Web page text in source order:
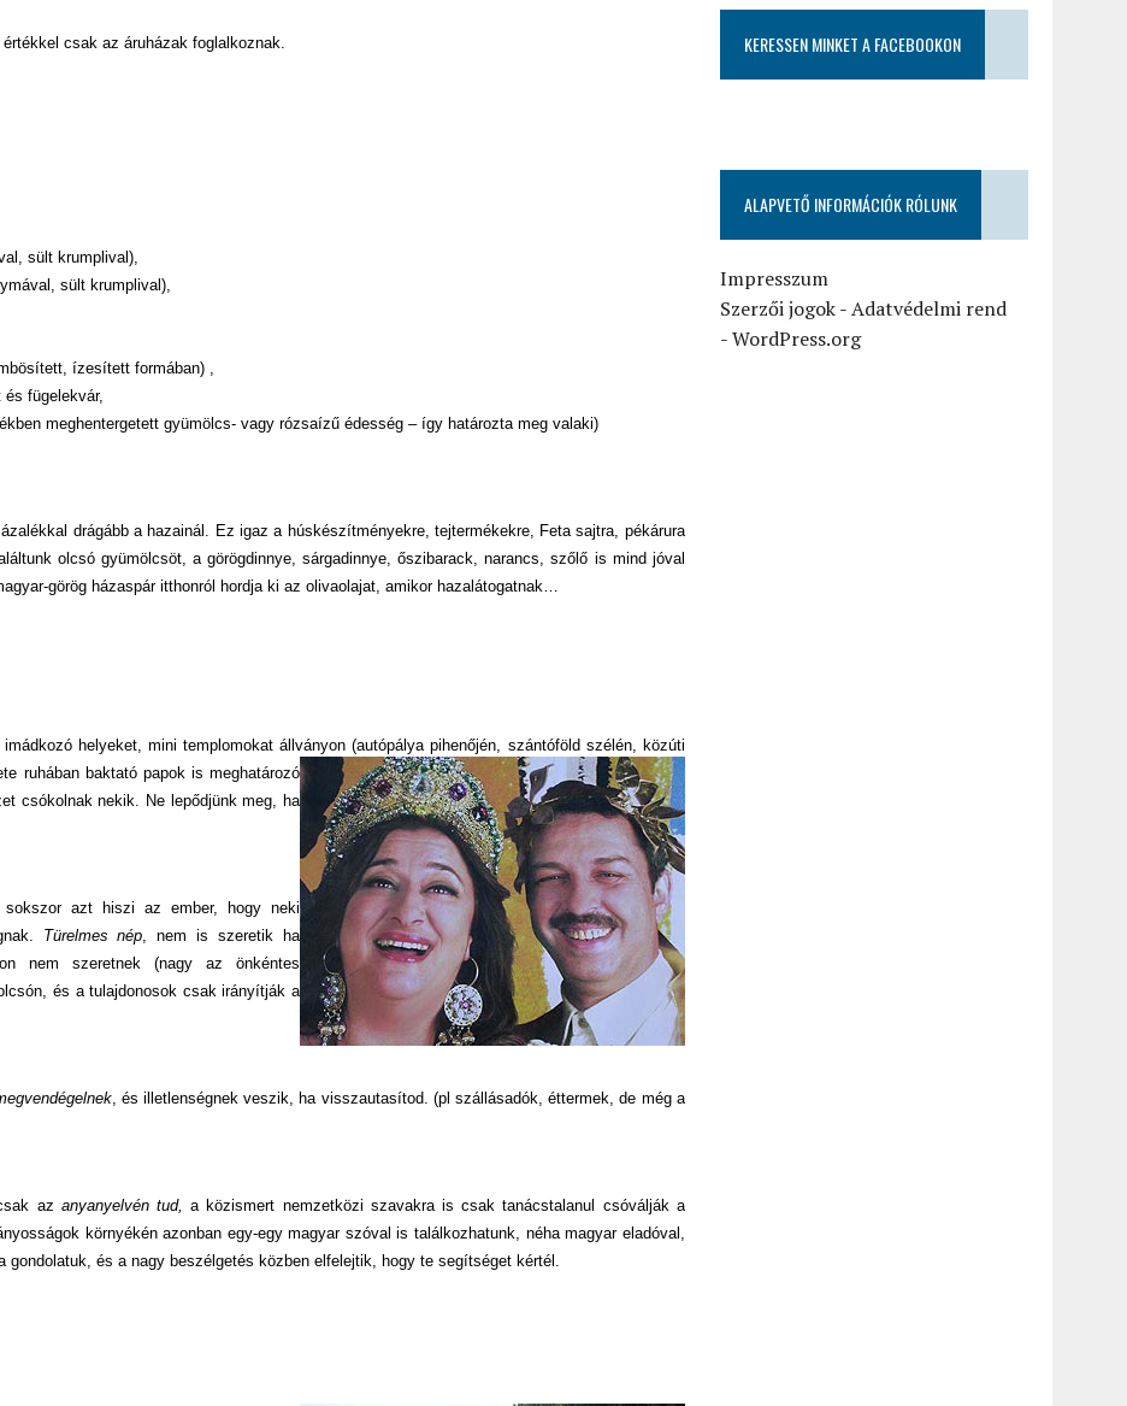
csak az áruházak foglalkoznak.
sült krumplival),
sült krumplival),
ízesített formában) ,
fügelekvár,
meghentergetett gyümölcs- vagy rózsaízű édesség – így határozta meg valaki)
drágább a hazainál. Ez igaz a húskészítményekre, tejtermékekre, Feta sajtra, pékárura
olcsó gyümölcsöt, a görögdinnye, sárgadinnye, őszibarack, narancs, szőlő is mind jóval
görög házaspár itthonról hordja ki az olivaolajat, amikor hazalátogatnak…
helyeket, mini templomokat állványon (autópálya pihenőjén, szántóföld szélén, közúti
ruhában baktató papok is meghatározó
csókolnak nekik. Ne lepődjünk meg, ha
sokszor azt hiszi az ember, hogy neki
Türelmes nép, nem is szeretik ha
nem szeretnek (nagy az önkéntes
és a tulajdonosok csak irányítják a
, és illetlenségnek veszik, ha visszautasítod. (pl szállásadók, éttermek, de még a
az anyanyelvén tud, a közismert nemzetközi szavakra is csak tanácstalanul csóválják a
környékén azonban egy-egy magyar szóval is találkozhatunk, néha magyar eladóval,
és a nagy beszélgetés közben elfelejtik, hogy te segítséget kértél.
KERESSEN MINKET A FACEBOOKON
ALAPVETŐ INFORMÁCIÓK RÓLUNK
Impresszum
Szerzői jogok-Adatvédelmi rend
-WordPress.org